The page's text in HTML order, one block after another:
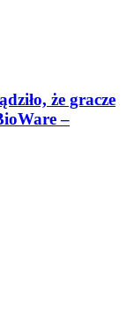
że gracze
–